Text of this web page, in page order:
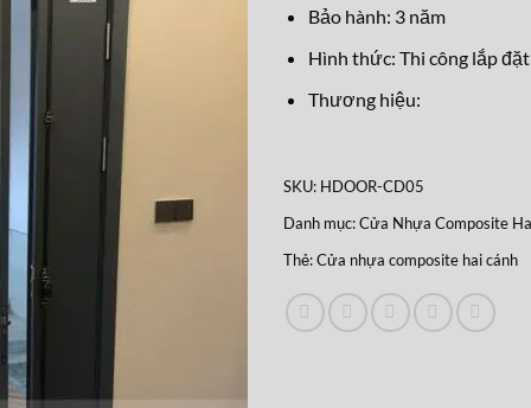
Bảo hành: 3 năm
Hình thức: Thi công lắp
Thương hiệu:
SKU: HDOOR-CD05
Danh mục:Cửa Nhựa Composite
Thẻ:Cửa nhựa composite hai cánh